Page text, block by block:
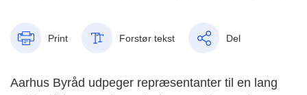
Print Forstør tekst Del
Aarhus Byråd udpeger repræsentanter til en lang